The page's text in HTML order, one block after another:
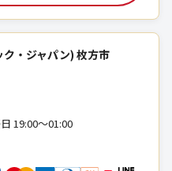
・ジャパン) 枚方市
19:00〜01:00